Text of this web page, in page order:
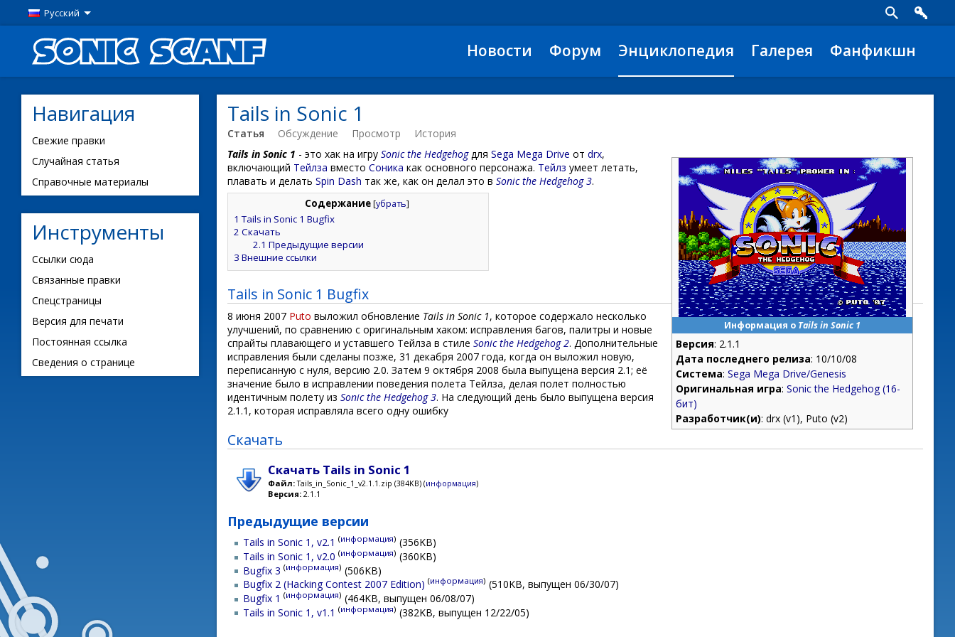
Русский
Новости Форум Энциклопедия Галерея Фанфикшн
Навигация
Свежие правки
Случайная статья
Справочные материалы
Инструменты
Ссылки сюда
Связанные правки
Спецстраницы
Версия для печати
Постоянная ссылка
Сведения о странице
Tails in Sonic 1
Статья Обсуждение Просмотр История
Информация о Tails in Sonic 1
Версия: 2.1.1
Дата последнего релиза: 10/10/08
Система: Sega Mega Drive/Genesis
Оригинальная игра: Sonic the Hedgehog (16-
бит)
Разработчик(и): drx (v1), Puto (v2)
Tails in Sonic 1 - это хак на игру Sonic the Hedgehogдля Sega Mega Drive от drx,
включающий Тейлза вместо Соника как основного персонажа. Тейлз умеет летать,
плавать и делать Spin Dash так же, как он делал это в Sonic the Hedgehog 3.
Содержание[убрать]
1 Tails in Sonic 1 Bugfix
2 Скачать
2.1 Предыдущие версии
3 Внешние ссылки
Tails in Sonic 1 Bugfix
8 июня 2007 Puto выложил обновление Tails in Sonic 1, которое содержало несколько
улучшений, по сравнению с оригинальным хаком: исправления багов, палитры и новые
спрайты плавающего и уставшего Тейлза в стиле Sonic the Hedgehog 2. Дополнительные
исправления были сделаны позже, 31 декабря 2007 года, когда он выложил новую,
переписанную с нуля, версию 2.0. Затем 9 октября 2008 была выпущена версия 2.1; её
значение было в исправлении поведения полета Тейлза, делая полет полностью
идентичным полету из Sonic the Hedgehog 3. На следующий день было выпущена версия
2.1.1, которая исправляла всего одну ошибку
Скачать
Скачать Tails in Sonic 1
Файл: Tails_in_Sonic_1_v2.1.1.zip (384KB) (информация)
Версия: 2.1.1
Предыдущие версии
Tails in Sonic 1, v2.1 (информация) (356KB)
Tails in Sonic 1, v2.0 (информация) (360KB)
Bugfix 3 (информация) (506KB)
Bugfix 2 (Hacking Contest 2007 Edition) (информация) (510KB, выпущен 06/30/07)
Bugfix 1 (информация) (464KB, выпущен 06/08/07)
Tails in Sonic 1, v1.1 (информация) (382KB, выпущен 12/22/05)